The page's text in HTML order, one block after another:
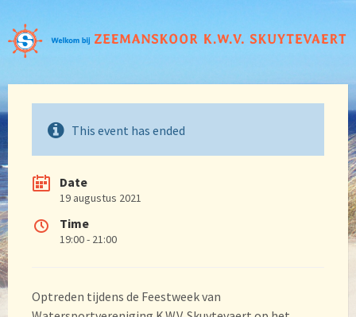
This event has ended
Date
19 augustus 2021
Time
19:00 - 21:00
Optreden tijdens de Feestweek van